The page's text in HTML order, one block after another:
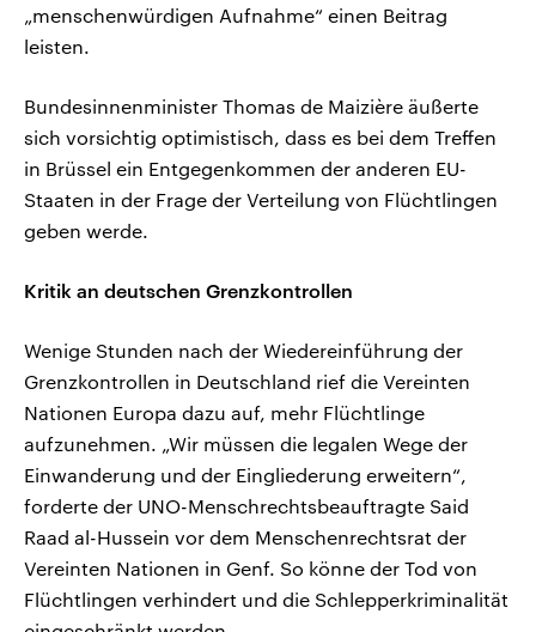
„menschenwürdigen Aufnahme“ einen Beitrag
leisten.
Bundesinnenminister Thomas de Maizière äußerte
sich vorsichtig optimistisch, dass es bei dem Treffen
in Brüssel ein Entgegenkommen der anderen EU-
Staaten in der Frage der Verteilung von Flüchtlingen
geben werde.
Kritik an deutschen Grenzkontrollen
Wenige Stunden nach der Wiedereinführung der
Grenzkontrollen in Deutschland rief die Vereinten
Nationen Europa dazu auf, mehr Flüchtlinge
aufzunehmen. „Wir müssen die legalen Wege der
Einwanderung und der Eingliederung erweitern“,
forderte der UNO-Menschrechtsbeauftragte Said
Raad al-Hussein vor dem Menschenrechtsrat der
Vereinten Nationen in Genf. So könne der Tod von
Flüchtlingen verhindert und die Schlepperkriminalität